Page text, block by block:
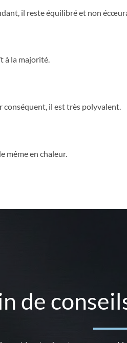
il reste équilibré et non
à la majorité.
conséquent, il est très polyvalent.
même en chaleur.
de